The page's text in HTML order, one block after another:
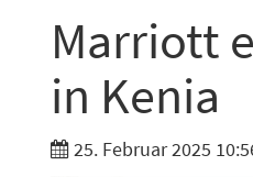
Marriott
in Kenia
25. Februar 2025